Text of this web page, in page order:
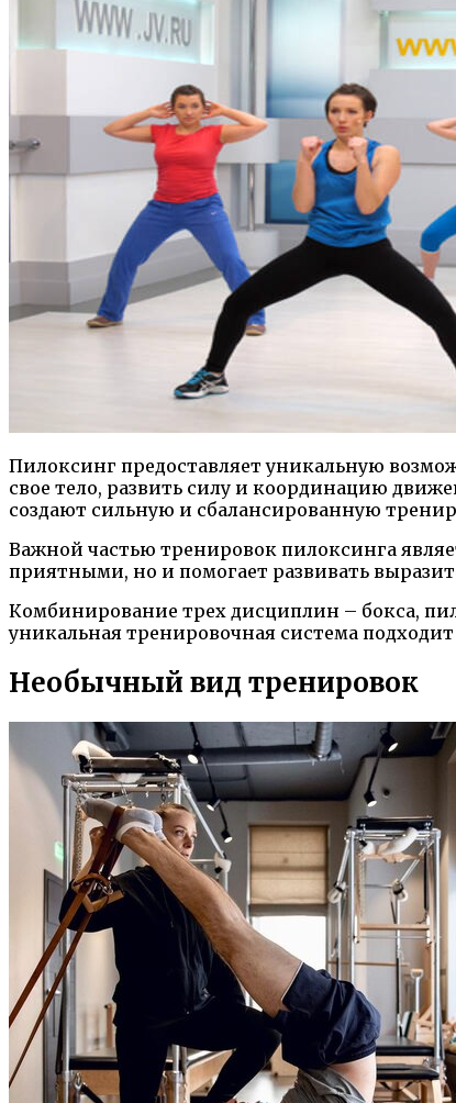
Пилоксинг предоставляет уникальную
свое тело, развить силу и координацию
создают сильную и сбалансированную
Важной частью тренировок пилоксинга
приятными, но и помогает развивать
Комбинирование трех дисциплин – бокса,
уникальная тренировочная система
Необычный вид тренировок